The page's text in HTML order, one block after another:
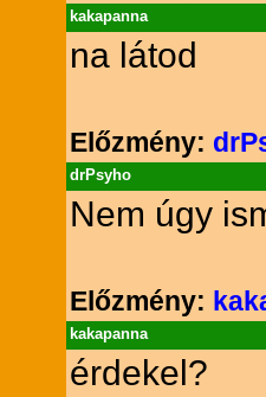
kakapanna
na látod
Előzmény:
drPsyho
Nem úgy
Előzmény:
kakapanna
érdekel?